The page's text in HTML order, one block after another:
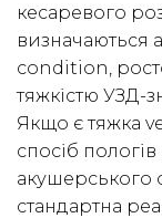
кесаревого
визначаються
condition,
тяжкістю УЗД-
Якщо є тяжка
спосіб
акушерського
стандартна